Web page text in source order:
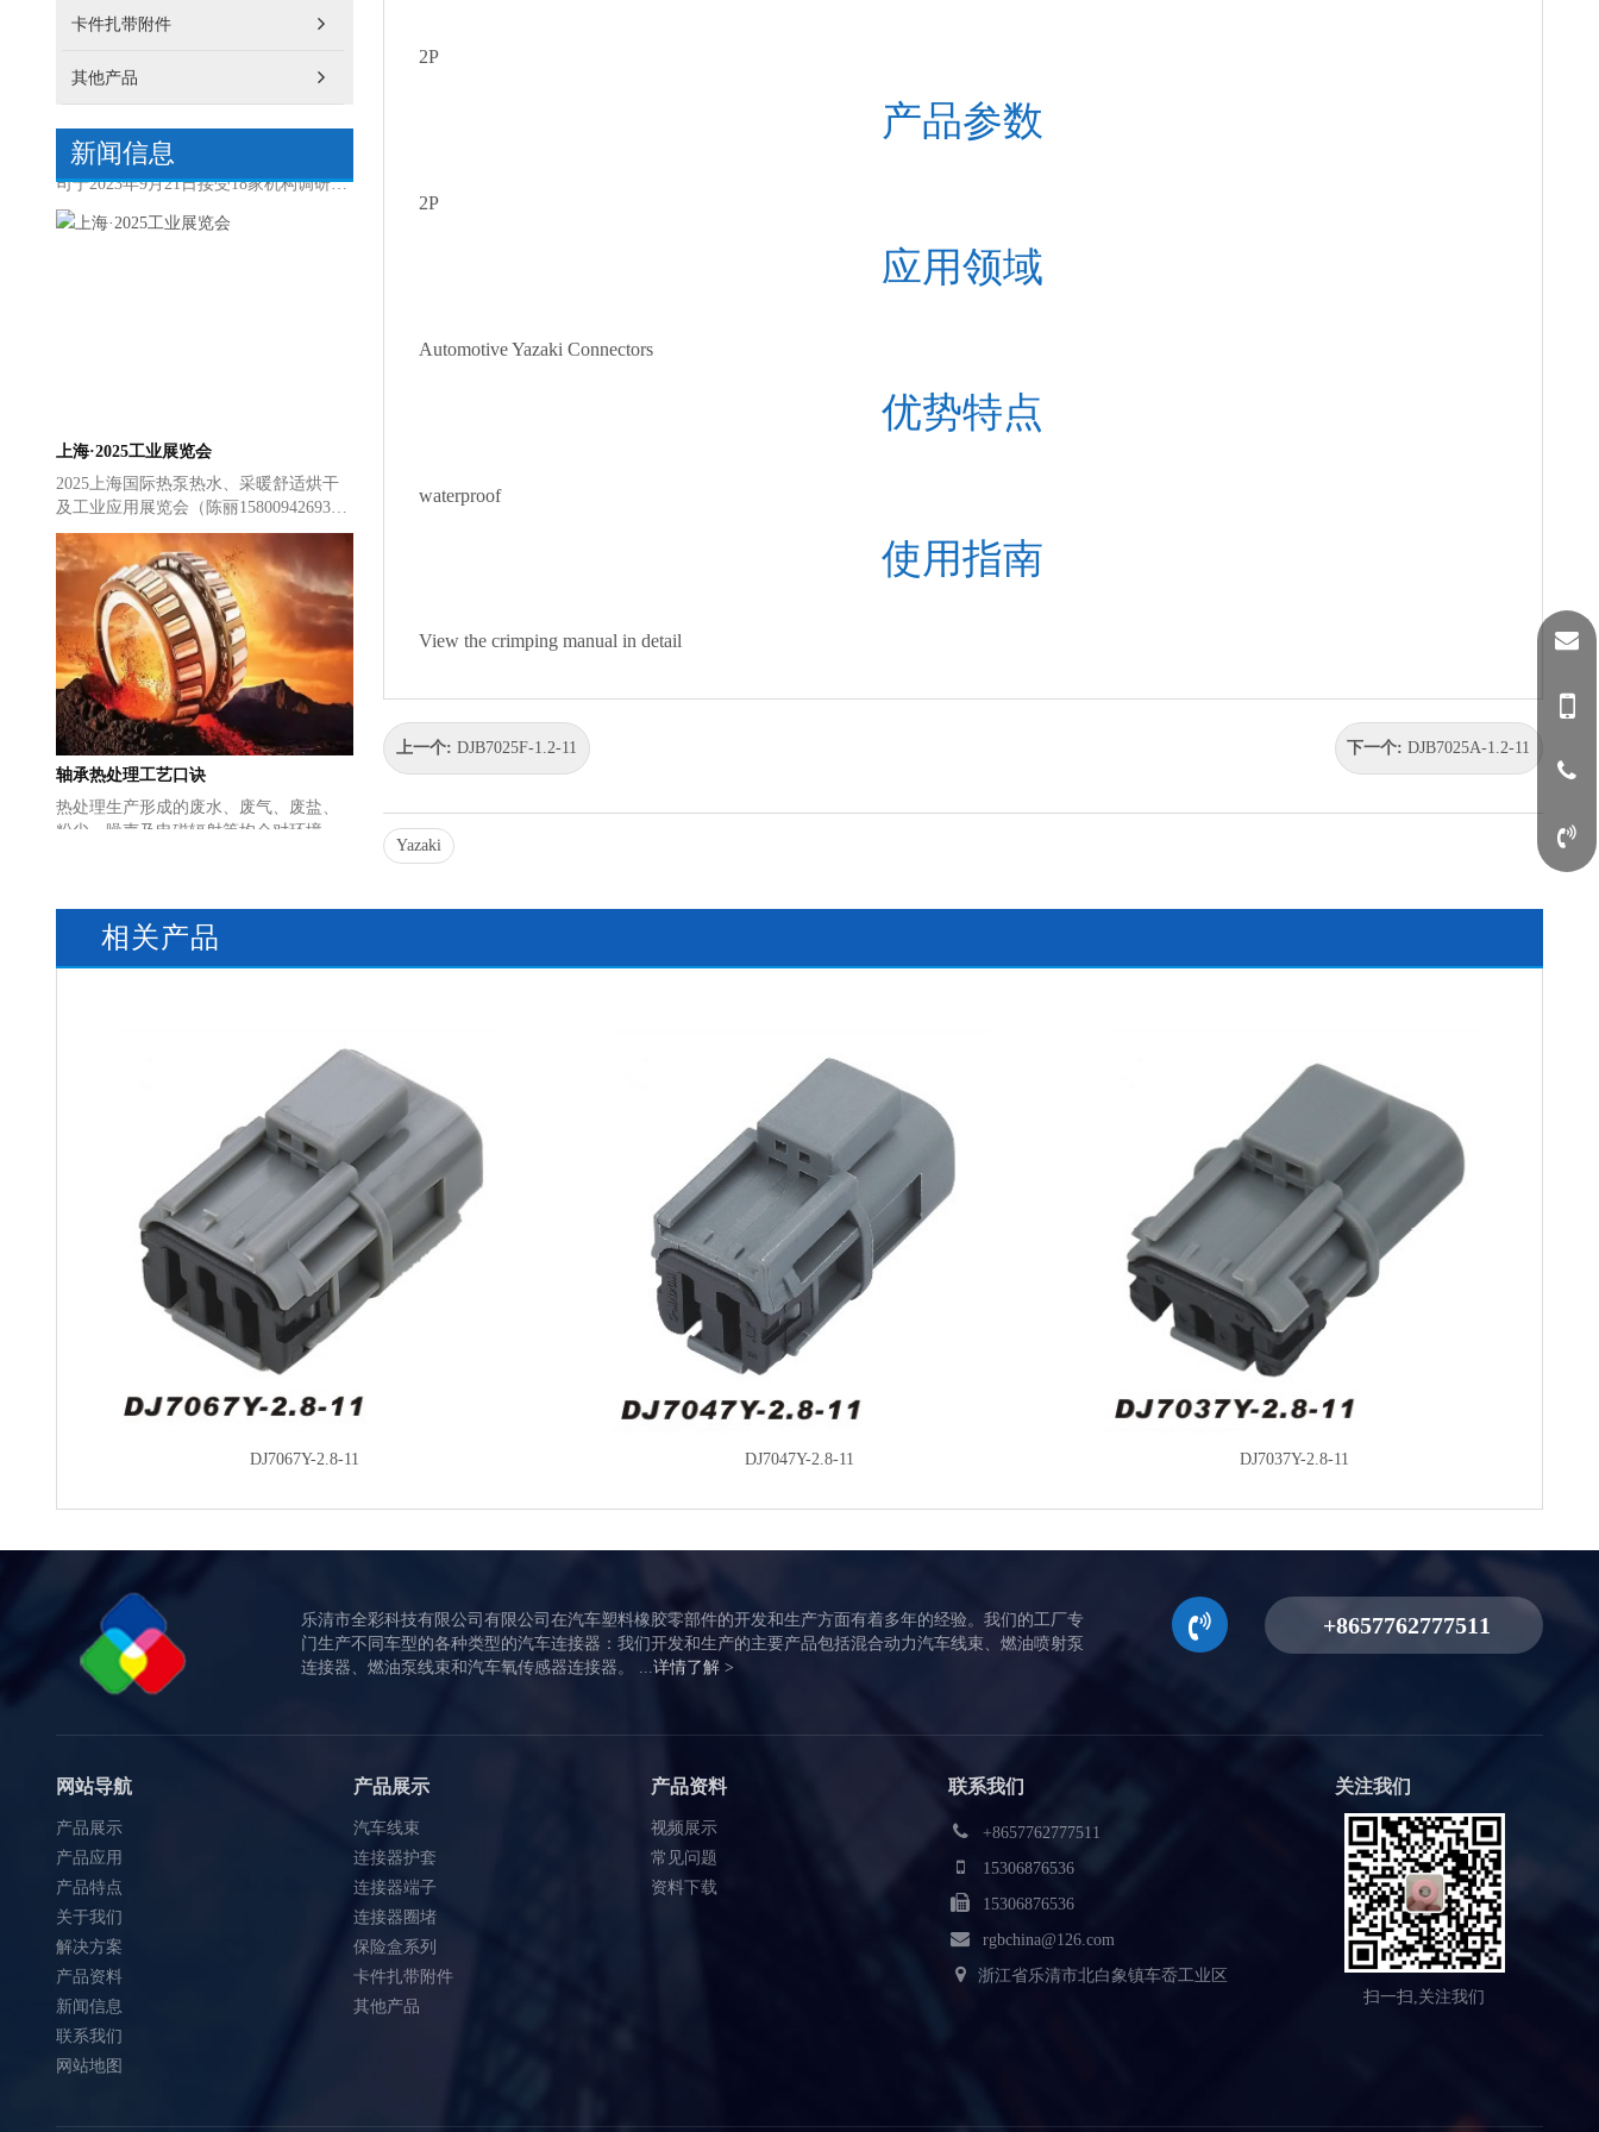
卡件扎带附件
其他产品
新闻信息
9月21日发布投资者关系活动记录表，公
司于2023年9月21日接受18家机构调研，
机构类型为其他、证券公司、阳光私募
本次投资者调研会议包含两部分内容，
2025上海国际热泵热水、采暖舒适烘干
及工业应用展览会（陈丽15800942693）
2025/4/8至2025/4/10 上海世贸展馆 2025
轴承热处理工艺口诀
热处理生产形成的废水、废气、废盐、
粉尘、噪声及电磁辐射等均会对环境造
成污染。解决热处理的环境污染问题，
1.圆柱滚子 这类滚子主要用于轴承滚子
厂，还可以将滚子组件直接用于机械
中。该类滚子在尺寸上已标准化，可作
为商品滚子供设计和用户选择。 2.长圆
柱滚子 该类滚子分有轴径用和无轴径用
两种，主要用于长圆...
只要贮藏室的相对湿度不超过60%，温度
放数年。密封轴承或带防尘罩的轴承，
载高速连接器市场的快速扩张，同时连
接器下游领域中占比较高的汽车领域新
能源汽车渗透率的快速提升，汽车连接
器应用数量或将有望...
汇创达获18家机构调研
9月21日发布投资者关系活动记录表，公
2P
产品参数
2P
应用领域
Automotive Yazaki Connectors
优势特点
waterproof
使用指南
View the crimping manual in detail
上一个: DJB7025F-1.2-11 下一个: DJB7025A-1.2-11
Yazaki
相关产品
DJ7067Y-2.8-11 DJ7047Y-2.8-11 DJ7037Y-2.8-11
乐清市全彩科技有限公司有限公司在汽车塑料橡胶零部件的开发和生产方面有着多年的经验。我们的工厂专
门生产不同车型的各种类型的汽车连接器：我们开发和生产的主要产品包括混合动力汽车线束、燃油喷射泵
连接器、燃油泵线束和汽车氧传感器连接器。 ... 详情了解 >
网站导航
产品展示
产品应用
产品特点
关于我们
解决方案
产品资料
新闻信息
联系我们
网站地图
产品展示
汽车线束
连接器护套
连接器端子
连接器圈堵
保险盒系列
卡件扎带附件
其他产品
产品资料
视频展示
常见问题
资料下载
联系我们
+8657762777511
15306876536
15306876536
rgbchina@126.com
浙江省乐清市北白象镇车岙工业区
关注我们
扫一扫,关注我们